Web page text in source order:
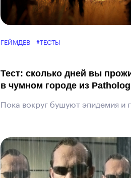
ГЕЙМДЕВ #ТЕСТЫ
Тест: сколько дней вы
в чумном городе из
Пока вокруг бушуют эпидемия и